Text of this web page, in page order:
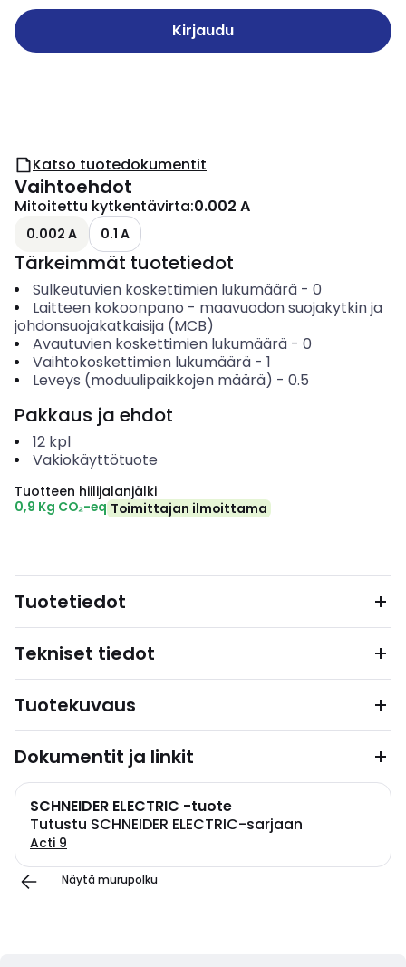
Kirjaudu
Katso tuotedokumentit
Vaihtoehdot
Mitoitettu kytkentävirta:0.002 A
0.002 A 0.1 A
Tärkeimmät tuotetiedot
Sulkeutuvien koskettimien lukumäärä- 0
Laitteen kokoonpano - maavuodon suojakytkin ja
johdonsuojakatkaisija (MCB)
Avautuvien koskettimien lukumäärä- 0
Vaihtokoskettimien lukumäärä- 1
Leveys (moduulipaikkojen määrä) - 0.5
Pakkaus ja ehdot
12 kpl
Vakiokäyttötuote
Tuotteen hiilijalanjälki
0,9 Kg CO₂-eq Toimittajan ilmoittama
Tuotetiedot
Tekniset tiedot
Tuotekuvaus
Dokumentit ja linkit
SCHNEIDER ELECTRIC -tuote
Tutustu SCHNEIDER ELECTRIC-sarjaan
Acti 9
Näytä murupolku